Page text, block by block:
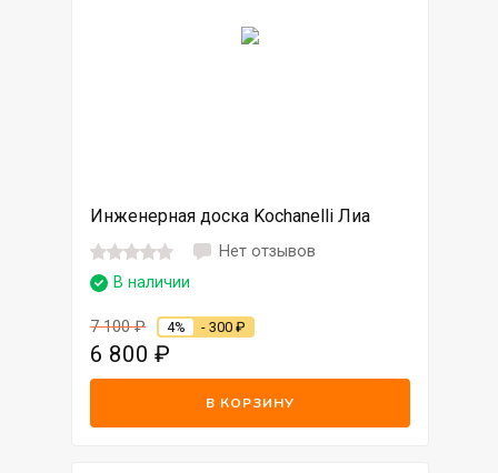
Инженерная доска Kochanelli Лиа
Нет отзывов
В наличии
7 100₽ 4% - 300 ₽
6 800 ₽
В КОРЗИНУ